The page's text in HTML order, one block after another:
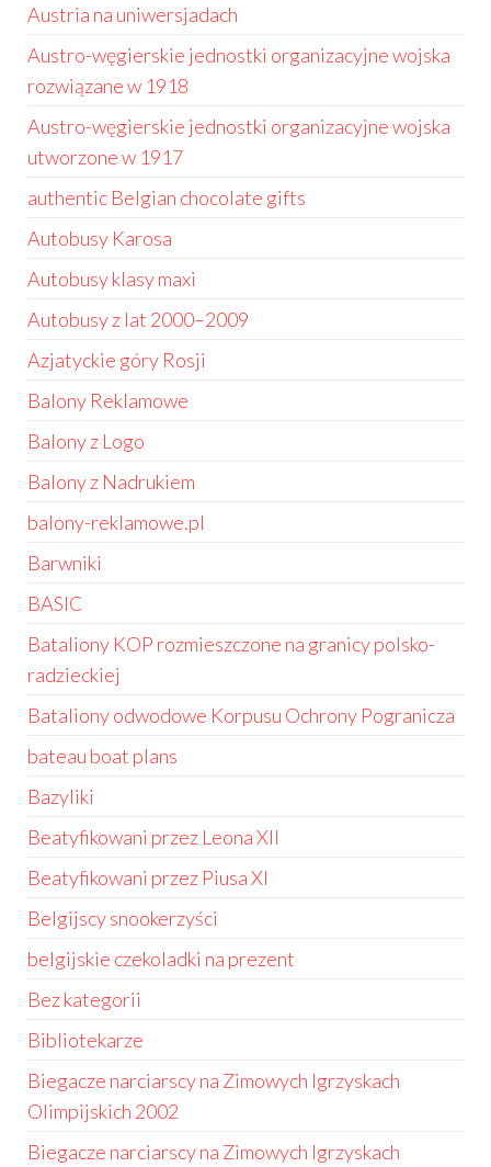
Austria na uniwersjadach
Austro-węgierskie jednostki organizacyjne wojska
rozwiązane w 1918
Austro-węgierskie jednostki organizacyjne wojska
utworzone w 1917
authentic Belgian chocolate gifts
Autobusy Karosa
Autobusy klasy maxi
Autobusy z lat 2000–2009
Azjatyckie góry Rosji
Balony Reklamowe
Balony z Logo
Balony z Nadrukiem
balony-reklamowe.pl
Barwniki
BASIC
Bataliony KOP rozmieszczone na granicy polsko-
radzieckiej
Bataliony odwodowe Korpusu Ochrony Pogranicza
bateau boat plans
Bazyliki
Beatyfikowani przez Leona XII
Beatyfikowani przez Piusa XI
Belgijscy snookerzyści
belgijskie czekoladki na prezent
Bez kategorii
Bibliotekarze
Biegacze narciarscy na Zimowych Igrzyskach
Olimpijskich 2002
Biegacze narciarscy na Zimowych Igrzyskach